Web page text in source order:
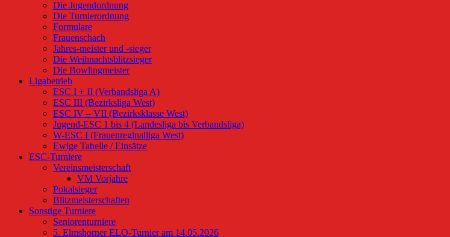
Die Jugendordnung
Die Turnierordnung
Formulare
Frauenschach
Jahres-meister und -sieger
Die Weihnachtsblitzsieger
Die Bowlingmeister
Ligabetrieb
ESC I + II (Verbandsliga A)
ESC III (Bezirksliga West)
ESC IV – VII (Bezirksklasse West)
Jugend-ESC 1 bis 4 (Landesliga bis Verbandsliga)
W-ESC I (Frauenreginalliga West)
Ewige Tabelle / Einsätze
ESC-Turniere
Vereinsmeisterschaft
VM Vorjahre
Pokalsieger
Blitzmeisterschaften
Sonstige Turniere
Seniorenturniere
5. Elmshorner ELO-Turnier am 14.05.2026